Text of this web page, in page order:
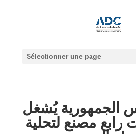
Sélectionner une page
الجمهورية يُشغل
رابع مصنع لتحلية